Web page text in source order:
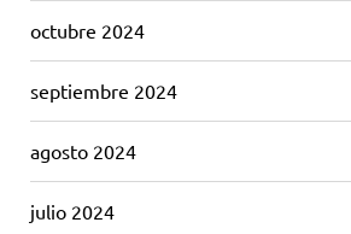
octubre 2024
septiembre 2024
agosto 2024
julio 2024